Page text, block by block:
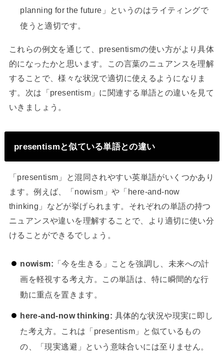
planning for the future」というのはライティングで
使うと適切です。
これらの例文を通じて、presentismの使い方がより具体
的になったかと思います。この言葉のニュアンスを理解
することで、様々な状況で適切に使えるようになりま
す。次は「presentism」に関連する単語との違いを見て
いきましょう。
presentismと似ている単語との違い
「presentism」と混同されやすい英単語がいくつかあり
ます。例えば、「nowism」や「here-and-now
thinking」などが挙げられます。それぞれの単語の持つ
ニュアンスや違いを理解することで、より適切に使い分
けることができるでしょう。
nowism: 「今を生きる」ことを強調し、未来への計
画を軽視する考え方。この単語は、特に瞬間的な行
動に重点を置きます。
here-and-now thinking: 具体的な状況や現実に即し
た考え方。これは「presentism」と似ているもの
の、「現実逃避」という意味合いには至りません。